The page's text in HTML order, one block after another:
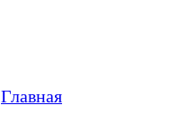
Главная